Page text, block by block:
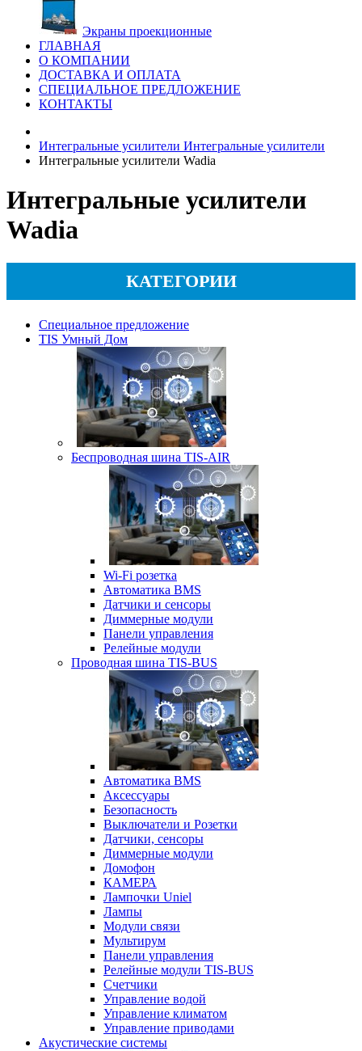
Экраны проекционные
ГЛАВНАЯ
О КОМПАНИИ
ДОСТАВКА И ОПЛАТА
СПЕЦИАЛЬНОЕ ПРЕДЛОЖЕНИЕ
КОНТАКТЫ
Интегральные усилители Интегральные усилители
Интегральные усилители Wadia
Интегральные усилители
Wadia
КАТЕГОРИИ
Специальное предложение
TIS Умный Дом
Беспроводная шина TIS-AIR
Wi-Fi розетка
Автоматика BMS
Датчики и сенсоры
Диммерные модули
Панели управления
Релейные модули
Проводная шина TIS-BUS
Автоматика BMS
Аксессуары
Безопасность
Выключатели и Розетки
Датчики, сенсоры
Диммерные модули
Домофон
КАМЕРА
Лампочки Uniel
Лампы
Модули связи
Мультирум
Панели управления
Релейные модули TIS-BUS
Счетчики
Управление водой
Управление климатом
Управление приводами
Акустические системы